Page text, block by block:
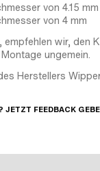
von 4.15 mm
von 4 mm
wir, den
ungemein.
Herstellers
JETZT FEEDBACK